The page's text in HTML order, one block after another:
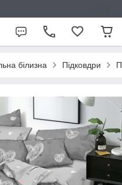
білизна Підковдри